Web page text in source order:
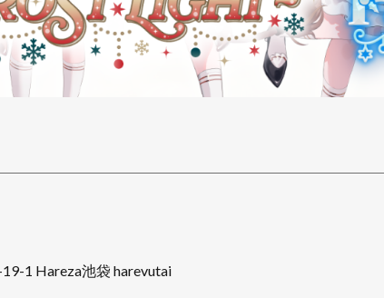
1 Hareza池袋 harevutai